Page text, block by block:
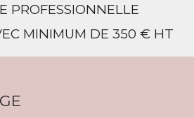
PROFESSIONNELLE
MINIMUM DE 350 € HT